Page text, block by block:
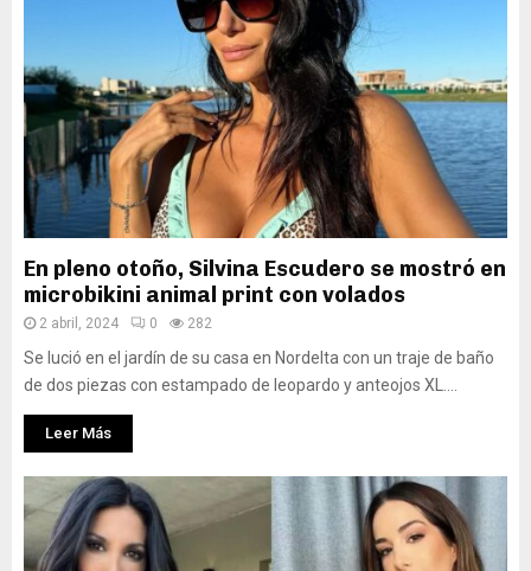
En pleno otoño, Silvina Escudero se mostró en
microbikini animal print con volados
2 abril, 2024 0 282
Se lució en el jardín de su casa en Nordelta con un traje de baño
de dos piezas con estampado de leopardo y anteojos XL....
Leer Más